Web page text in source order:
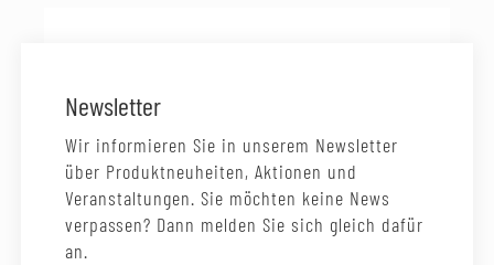
Newsletter
Wir informieren Sie in unserem Newsletter
über Produktneuheiten, Aktionen und
Veranstaltungen. Sie möchten keine News
verpassen? Dann melden Sie sich gleich dafür
an.